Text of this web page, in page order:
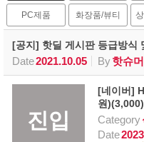
PC제품 화장품/뷰티
[공지] 핫딜 게시판 등급방식
Date2021.10.05 By핫슈머
진입
[네이버]
원)(3,000)
Category
Date